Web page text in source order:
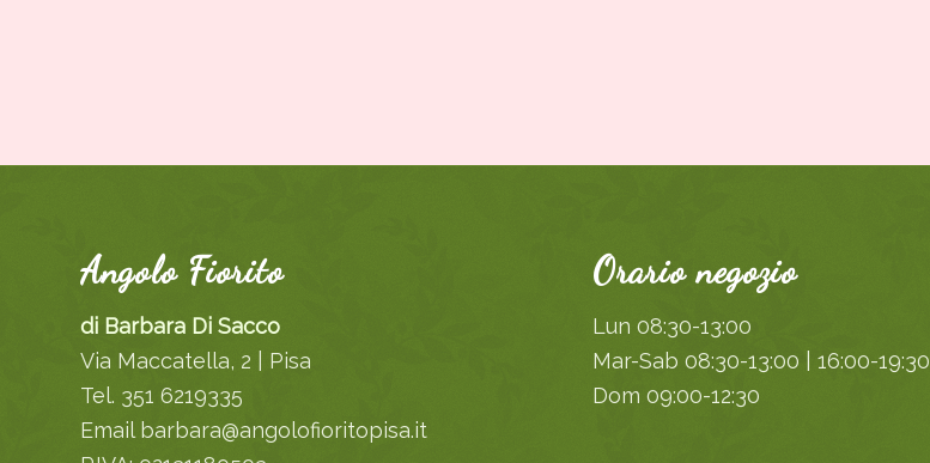
Angolo Fiorito
di Barbara Di Sacco
Via Maccatella, 2 | Pisa
Tel. 351 6219335
Email barbara@angolofioritopisa.it
Orario negozio
Lun 08:30-13:00
Mar-Sab 08:30-13:00 | 16:00-19:30
Dom 09:00-12:30